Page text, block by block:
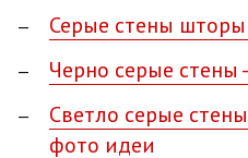
Серые стены
Черно серые стены
Светло серые
фото идеи